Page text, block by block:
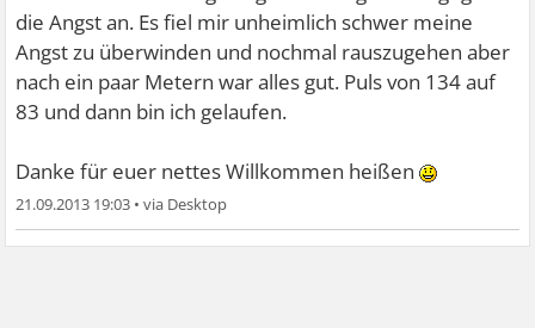
die Angst an. Es fiel mir unheimlich schwer meine
Angst zu überwinden und nochmal rauszugehen aber
nach ein paar Metern war alles gut. Puls von 134 auf
83 und dann bin ich gelaufen.
Danke für euer nettes Willkommen heißen
21.09.2013 19:03 •